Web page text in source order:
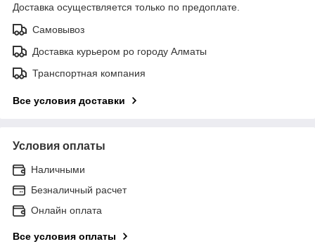
Доставка осуществляется только по предоплате.
Самовывоз
Доставка курьером ро городу Алматы
Транспортная компания
Все условия доставки
Условия оплаты
Наличными
Безналичный расчет
Онлайн оплата
Все условия оплаты